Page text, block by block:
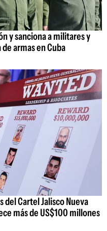
y sanciona a militares y
armas en Cuba
del Cartel Jalisco Nueva
más de US$100 millones